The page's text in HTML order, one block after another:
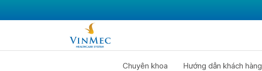
Chuyên khoa Hướng dẫn khách hàng